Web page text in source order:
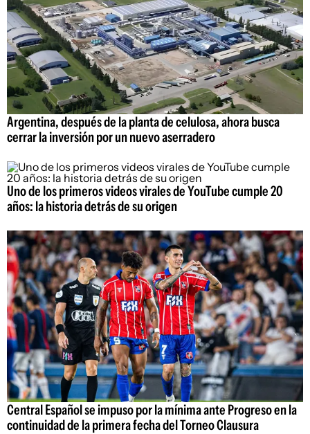
Argentina, después de la planta de celulosa, ahora busca
cerrar la inversión por un nuevo aserradero
Uno de los primeros videos virales de YouTube cumple 20
años: la historia detrás de su origen
Central Español se impuso por la mínima ante Progreso en la
continuidad de la primera fecha del Torneo Clausura